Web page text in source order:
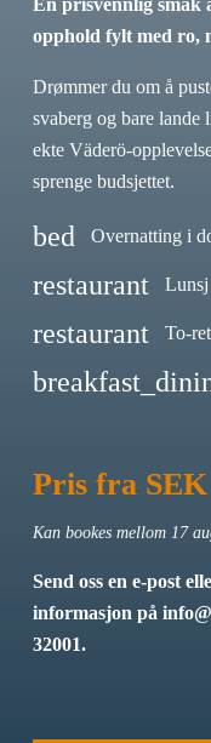
En prisvennlig smak
opphold fylt med ro,
Drømmer du om å
svaberg og bare lande
ekte Väderö-
sprenge budsjettet.
bed Overnatting i
restaurant Lunsj
restaurant To-
Pris fra SEK
Kan bookes mellom 17
Send oss en e-post
informasjon på
32001.